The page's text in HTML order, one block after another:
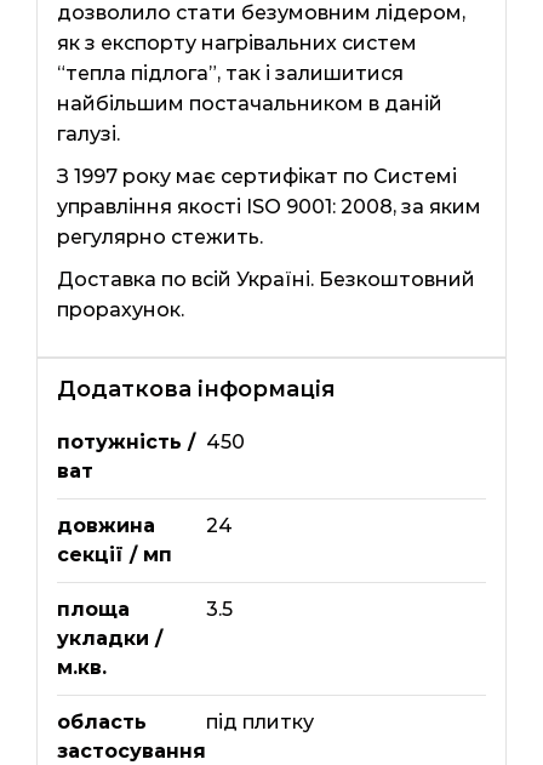
дозволило стати безумовним лідером,
як з експорту нагрівальних систем
“тепла підлога”, так і залишитися
найбільшим постачальником в даній
галузі.
З 1997 року має сертифікат по Системі
управління якості ISO 9001: 2008, за яким
регулярно стежить.
Доставка по всій Україні. Безкоштовний
прорахунок.
Додаткова інформація
потужність /
ват
450
довжина
секції / мп
24
площа
укладки /
м.кв.
3.5
область
застосування
під плитку